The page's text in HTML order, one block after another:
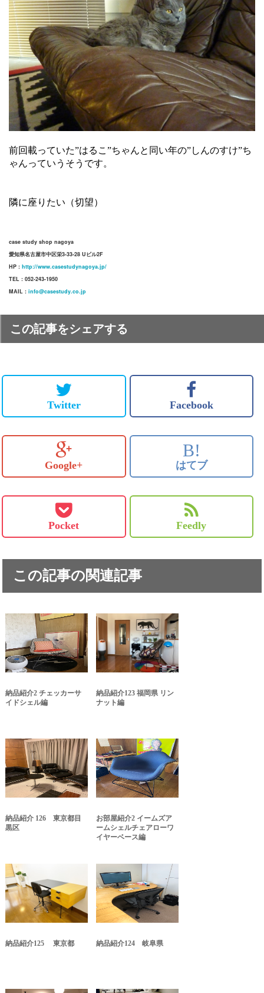
前回載っていた”はるこ”ちゃんと同い年の”しんのすけ”ち
ゃんっていうそうです。
隣に座りたい（切望）
case study shop nagoya
愛知県名古屋市中区栄3-33-28 Uビル2F
HP : http://www.casestudynagoya.jp/
TEL : 052-243-1950
MAIL : info@casestudy.co.jp
この記事をシェアする
Twitter Facebook
Google+
B!
はてブ
Pocket Feedly
この記事の関連記事
納品紹介2 チェッカーサ
イドシェル編
納品紹介123 福岡県 リン
ナット編
納品紹介 126 東京都目
黒区
お部屋紹介2 イームズア
ームシェルチェアローワ
イヤーベース編
納品紹介125 東京都 納品紹介124 岐阜県